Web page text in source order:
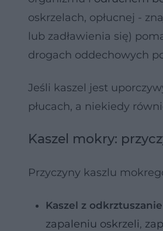
oskrzelach, opłucnej -
lub zadławienia się)
drogach oddechowych
Jeśli kaszel jest
płucach, a niekiedy
Kaszel mokry:
Przyczyny kaszlu
Kaszel z
zapaleniu oskrzeli,